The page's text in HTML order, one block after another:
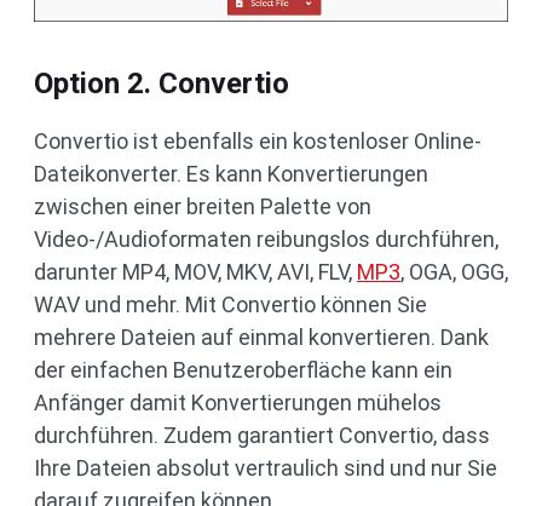
Option 2. Convertio
Convertio ist ebenfalls ein kostenloser Online-
Dateikonverter. Es kann Konvertierungen
zwischen einer breiten Palette von
Video-/Audioformaten reibungslos durchführen,
darunter MP4, MOV, MKV, AVI, FLV, MP3, OGA, OGG,
WAV und mehr. Mit Convertio können Sie
mehrere Dateien auf einmal konvertieren. Dank
der einfachen Benutzeroberfläche kann ein
Anfänger damit Konvertierungen mühelos
durchführen. Zudem garantiert Convertio, dass
Ihre Dateien absolut vertraulich sind und nur Sie
darauf zugreifen können.